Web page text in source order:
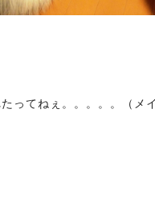
ってねぇ。。。。。（メイ